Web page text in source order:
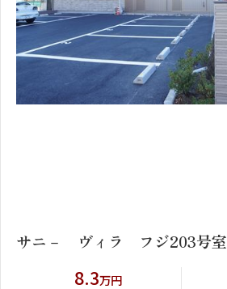
サニ－ ヴィラ フジ203号室
8.3万円